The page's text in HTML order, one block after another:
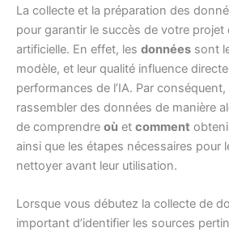
La collecte et la préparation des
pour garantir le succès de votre projet
artificielle. En effet, les données sont
modèle, et leur qualité influence
performances de l’IA. Par
rassembler des données de manière
de comprendre où et comment
ainsi que les étapes nécessaires pour
nettoyer avant leur utilisation.
Lorsque vous débutez la collecte de
important d’identifier les sources